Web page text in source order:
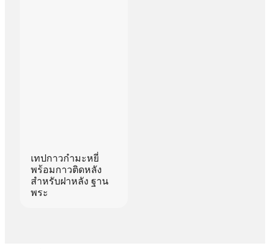
เทปกาวกำมะหยี่
พร้อมกาวติดหลัง
สำหรับฝาหลัง ฐาน
พระ